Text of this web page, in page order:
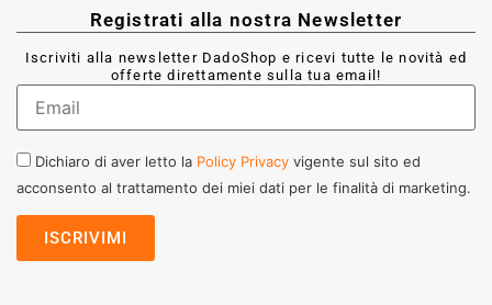
Registrati alla nostra Newsletter
Iscriviti alla newsletter DadoShop e ricevi tutte le novità ed
offerte direttamente sulla tua email!
Dichiaro di aver letto la Policy Privacy vigente sul sito ed
acconsento al trattamento dei miei dati per le finalità di marketing.